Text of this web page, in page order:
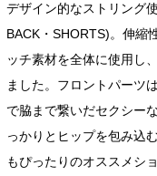
デザイン的なストリング
BACK・SHORTS)。伸縮
ッチ素材を全体に使用し
ました。フロントパーツ
で脇まで繋いだセクシー
っかりとヒップを包み込
もぴったりのオススメシ